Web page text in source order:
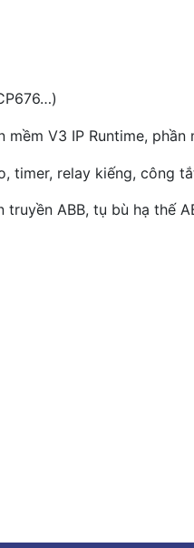
V3 IP Runtime,
timer, relay kiếng, công
ABB, tụ bù hạ thế